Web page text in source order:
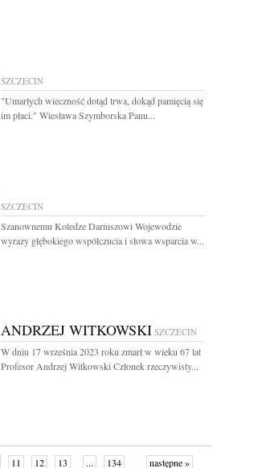
SZCZECIN
"Umarłych wieczność dotąd trwa, dokąd pamięcią się
im płaci." Wiesława Szymborska Panu...
SZCZECIN
Szanownemu Koledze Dariuszowi Wojewodzie
wyrazy głębokiego współczucia i słowa wsparcia w...
ANDRZEJ WITKOWSKI SZCZECIN
W dniu 17 września 2023 roku zmarł w wieku 67 lat
Profesor Andrzej Witkowski Członek rzeczywisty...
11 12 13 ... 134 następne »